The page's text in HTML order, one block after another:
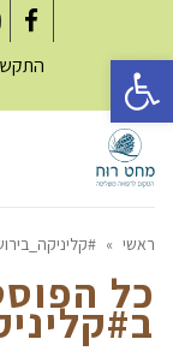
ראשי »
כל
ב
פתח סרגל נגישות